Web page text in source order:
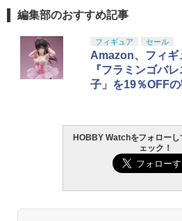
編集部のおすすめ記事
フィギュア セール
Amazon、フィギ
『フラミンゴバ
子」を19％OFF
HOBBY Watchをフォロー
ェック！